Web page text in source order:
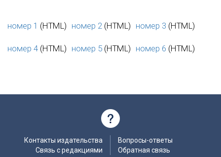
номер 1 (HTML) номер 2 (HTML) номер 3 (HTML)
номер 4 (HTML) номер 5 (HTML) номер 6 (HTML)
Контакты издательства
Связь с редакциями
Вопросы-ответы
Обратная связь